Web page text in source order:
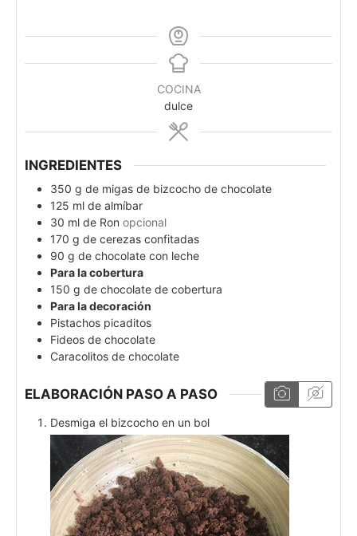
COCINA
dulce
INGREDIENTES
350 g de migas de bizcocho de chocolate
125 ml de almíbar
30 ml de Ron opcional
170 g de cerezas confitadas
90 g de chocolate con leche
Para la cobertura
150 g de chocolate de cobertura
Para la decoración
Pistachos picaditos
Fideos de chocolate
Caracolitos de chocolate
ELABORACIÓN PASO A PASO
Desmiga el bizcocho en un bol